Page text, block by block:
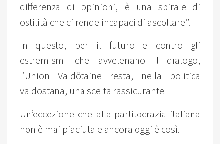
differenza di opinioni, è una spirale di
ostilità che ci rende incapaci di ascoltare”.
In questo, per il futuro e contro gli
estremismi che avvelenano il dialogo,
l’Union Valdôtaine resta, nella politica
valdostana, una scelta rassicurante.
Un’eccezione che alla partitocrazia italiana
non è mai piaciuta e ancora oggi è così.